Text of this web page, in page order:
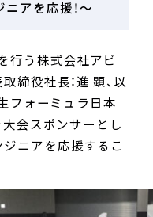
アを応援！～
行う株式会社アビ
締役社長：進 顕、以
生フォーミュラ日本
大会スポンサーとし
ニアを応援するこ